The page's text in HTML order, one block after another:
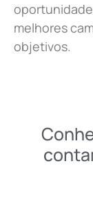
melhores
objetivos.